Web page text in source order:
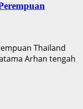
Thailand
Arhan tengah